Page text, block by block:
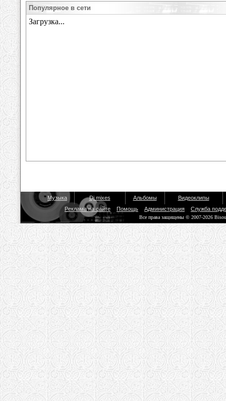
Популярное в сети
Музыка Dj mixes Альбомы
Видеоклипы
Реклама на сайте
Помощь Администрация Служба
Все права защищены © 2007-2026